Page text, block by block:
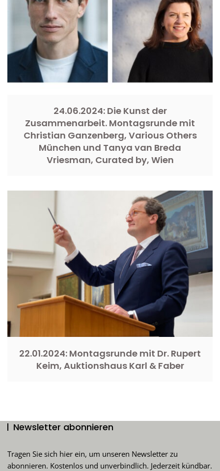
24.06.2024: Die Kunst der
Zusammenarbeit. Montagsrunde mit
Christian Ganzenberg, Various Others
München und Tanya van Breda
Vriesman, Curated by, Wien
22.01.2024: Montagsrunde mit Dr. Rupert
Keim, Auktionshaus Karl & Faber
Newsletter abonnieren
Tragen Sie sich hier ein, um unseren Newsletter zu
abonnieren. Kostenlos und unverbindlich. Jederzeit kündbar.